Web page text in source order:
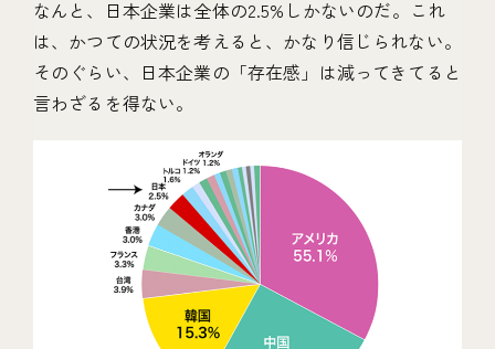
なんと、日本企業は全体の2.5%しかないのだ。これ
は、かつての状況を考えると、かなり信じられない。
そのぐらい、日本企業の「存在感」は減ってきてると
言わざるを得ない。